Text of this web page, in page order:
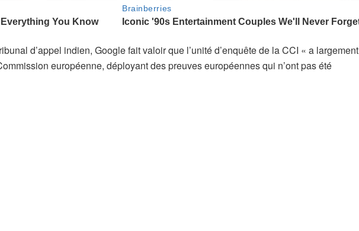
d’appel indien, Google fait valoir que l’unité d’enquête de la CCI « a largement
européenne, déployant des preuves européennes qui n’ont pas été